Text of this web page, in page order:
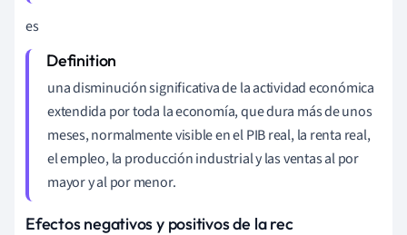
es
una disminución significativa de la actividad económica
extendida por toda la economía, que dura más de unos
meses, normalmente visible en el PIB real, la renta real,
el empleo, la producción industrial y las ventas al por
mayor y al por menor.
Efectos negativos y positivos de la rec